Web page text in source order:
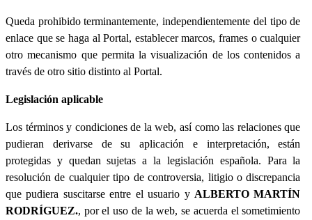
Queda prohibido terminantemente, independientemente del tipo de
enlace que se haga al Portal, establecer marcos, frames o cualquier
otro mecanismo que permita la visualización de los contenidos a
través de otro sitio distinto al Portal.
Legislación aplicable
Los términos y condiciones de la web, así como las relaciones que
pudieran derivarse de su aplicación e interpretación, están
protegidas y quedan sujetas a la legislación española. Para la
resolución de cualquier tipo de controversia, litigio o discrepancia
que pudiera suscitarse entre el usuario y ALBERTO MARTÍN
RODRÍGUEZ., por el uso de la web, se acuerda el sometimiento